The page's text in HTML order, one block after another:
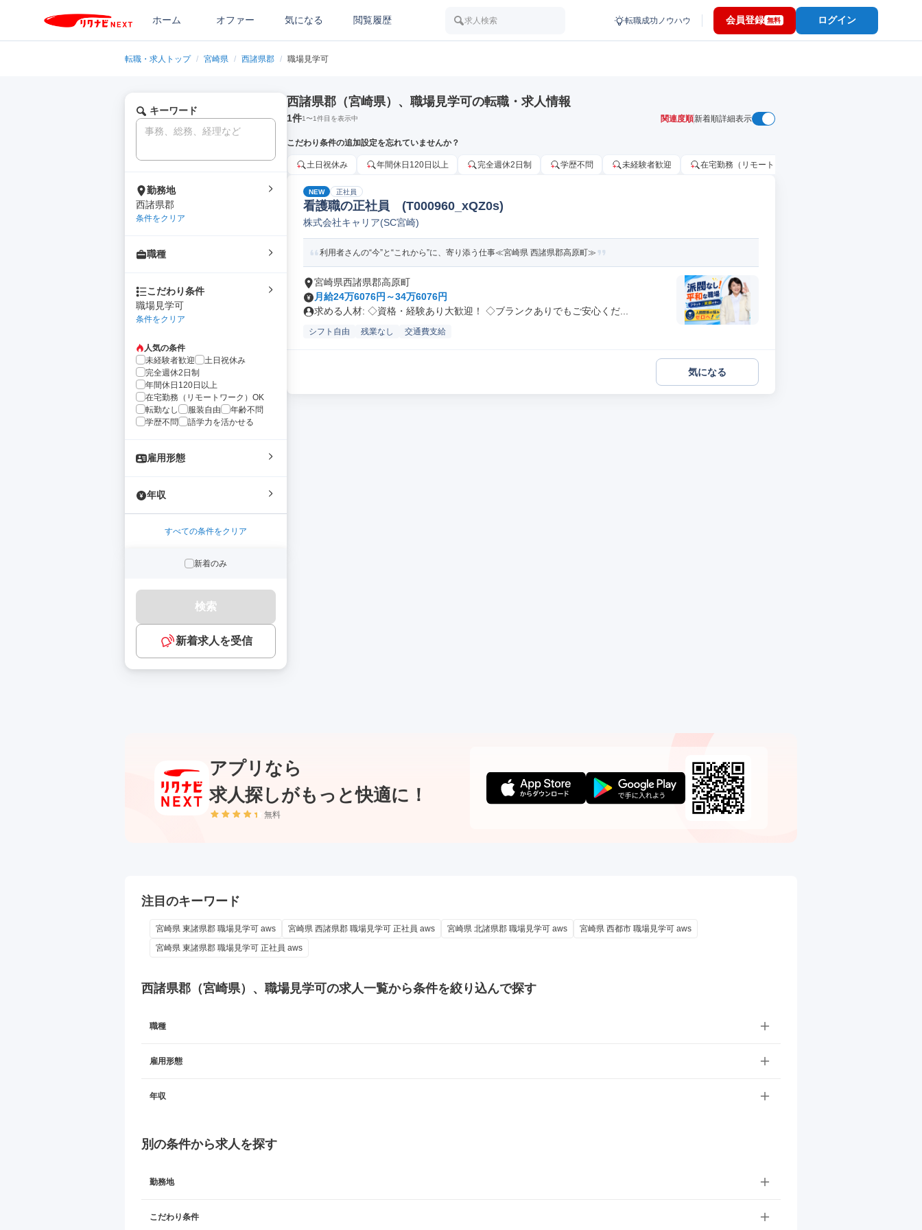
ホーム オファー 気になる 閲覧履歴 求人検索 転職成功ノウハウ 会員登録 無料 ログイン
転職・求人トップ / 宮崎県 / 西諸県郡 / 職場見学可
キーワード
勤務地
西諸県郡
条件をクリア
職種
こだわり条件
職場見学可
条件をクリア
人気の条件
未経験者歓迎
土日祝休み
完全週休2日制
年間休日120日以上
在宅勤務（リモートワーク）OK
転勤なし
服装自由
年齢不問
学歴不問
語学力を活かせる
雇用形態
年収
すべての条件をクリア
新着のみ
検索
新着求人を受信
西諸県郡（宮崎県）、職場見学可の転職・求人情報
1件1〜1件目を表示中 関連度順新着順詳細表示
こだわり条件の追加設定を忘れていませんか？
土日祝休み 年間休日120日以上 完全週休2日制 学歴不問 未経験者歓迎 在宅勤務（リモートワーク）OK
NEW 正社員
看護職の正社員 (T000960_xQZ0s)
株式会社キャリア(SC宮崎)
利用者さんの“今”と“これから”に、寄り添う仕事≪宮崎県 西諸県郡高原町≫
宮崎県西諸県郡高原町
月給24万6076円～34万6076円
求める人材: ◇資格・経験あり大歓迎！ ◇ブランクありでもご安心くだ...
シフト自由 残業なし 交通費支給
気になる
アプリなら
求人探しがもっと快適に！
無料
注目のキーワード
宮崎県 東諸県郡 職場見学可 aws 宮崎県 西諸県郡 職場見学可 正社員 aws 宮崎県 北諸県郡 職場見学可 aws
宮崎県 西都市 職場見学可 aws
宮崎県 東諸県郡 職場見学可 正社員 aws
西諸県郡（宮崎県）、職場見学可の求人一覧から条件を絞り込んで探す
職種
雇用形態
年収
別の条件から求人を探す
勤務地
こだわり条件